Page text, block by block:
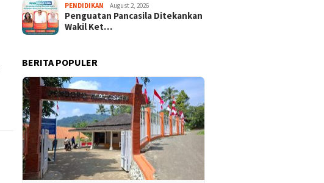
PENDIDIKAN August 2, 2026
Penguatan Pancasila Ditekankan
Wakil Ket…
BERITA POPULER